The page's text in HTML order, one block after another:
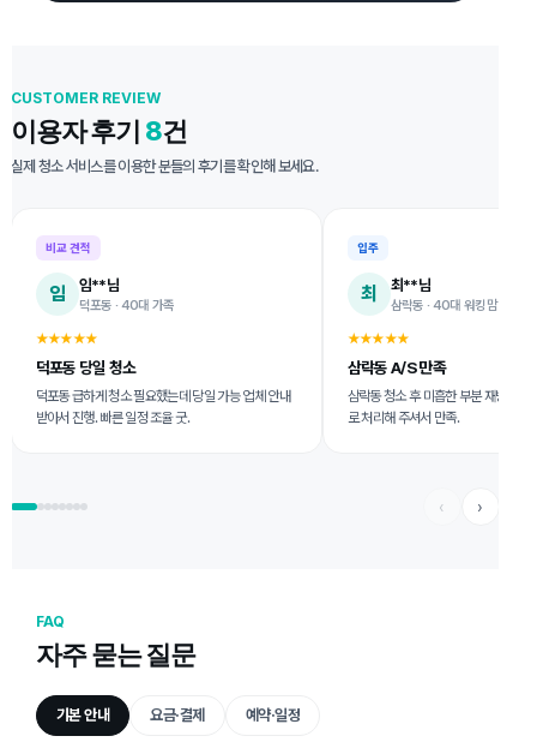
CUSTOMER REVIEW
이용자 후기 8건
실제 청소 서비스를 이용한 분들의 후기를 확인해 보세요.
비교 견적
임 임**님
덕포동 · 40대 가족
★★★★★
덕포동 당일 청소
덕포동 급하게 청소 필요했는데 당일 가능 업체 안내
받아서 진행. 빠른 일정 조율 굿.
입주
최 최**님
삼락동 · 40대 워킹맘
★★★★★
삼락동 A/S 만족
삼락동 청소 후 미흡한 부분 재방문 요
로 처리해 주셔서 만족.
‹ ›
FAQ
자주 묻는 질문
기본 안내 요금·결제 예약·일정